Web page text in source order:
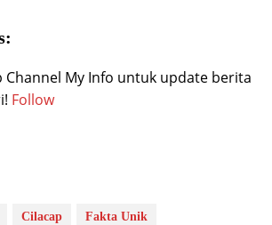
Channel My Info untuk update berita
Follow
Cilacap Fakta Unik